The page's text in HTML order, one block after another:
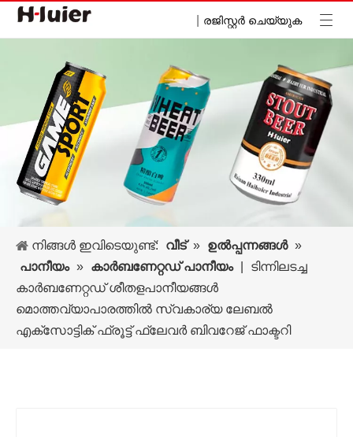
രജിസ്റ്റർ ചെയ്യുക
നിങ്ങൾ ഇവിടെയുണ്ട്: വീട് » ഉൽപ്പന്നങ്ങൾ »
പാനീയം » കാർബണേറ്റഡ് പാനീയം
ടിന്നിലടച്ച
കാർബണേറ്റഡ് ശീതളപാനീയങ്ങൾ
മൊത്തവ്യാപാരത്തിൽ സ്വകാര്യ ലേബൽ
എക്സോട്ടിക് ഫ്രൂട്ട് ഫ്ലേവർ ബിവറേജ് ഫാക്ടറി